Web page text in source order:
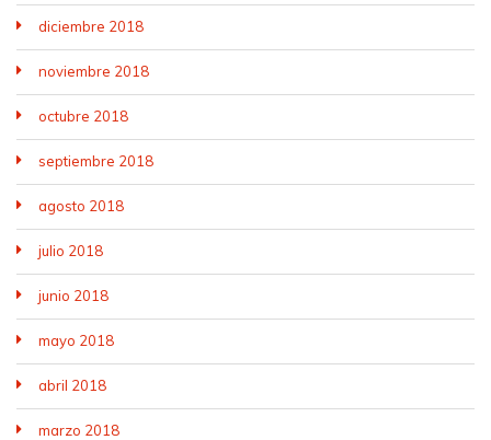
diciembre 2018
noviembre 2018
octubre 2018
septiembre 2018
agosto 2018
julio 2018
junio 2018
mayo 2018
abril 2018
marzo 2018